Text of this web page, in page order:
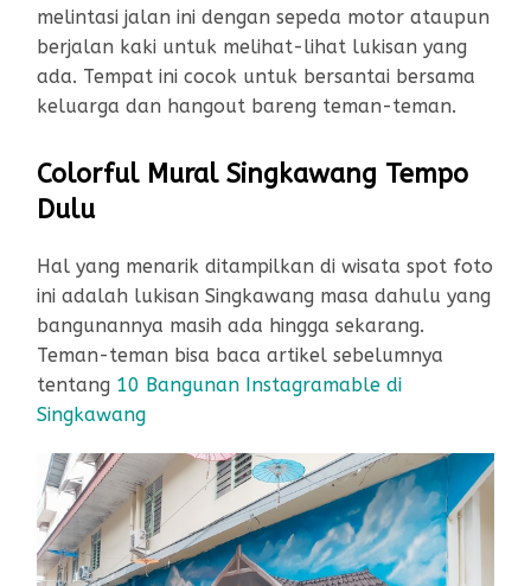
melintasi jalan ini dengan sepeda motor ataupun
berjalan kaki untuk melihat-lihat lukisan yang
ada. Tempat ini cocok untuk bersantai bersama
keluarga dan hangout bareng teman-teman.
Colorful Mural Singkawang Tempo
Dulu
Hal yang menarik ditampilkan di wisata spot foto
ini adalah lukisan Singkawang masa dahulu yang
bangunannya masih ada hingga sekarang.
Teman-teman bisa baca artikel sebelumnya
tentang 10 Bangunan Instagramable di
Singkawang